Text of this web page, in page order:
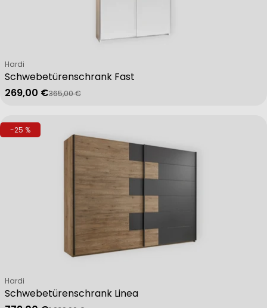
Schwebetürenschrank Fast
Verkäufer:
Hardi
Verkaufspreis
269,00 €
Regulärer Preis
365,00 €
-25 %
Schwebetürenschrank Linea
Verkäufer:
Hardi